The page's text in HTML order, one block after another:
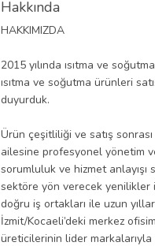
Hakkında
HAKKIMIZDA
2015 yılında ısıtma ve
ısıtma ve soğutma ürünleri
duyurduk.
Ürün çeşitliliği ve satış
ailesine profesyonel yönetim
sorumluluk ve hizmet
sektöre yön verecek yenilikler
doğru iş ortakları ile uzun
İzmit/Kocaeli’deki merkez
üreticilerinin lider markalarıyla